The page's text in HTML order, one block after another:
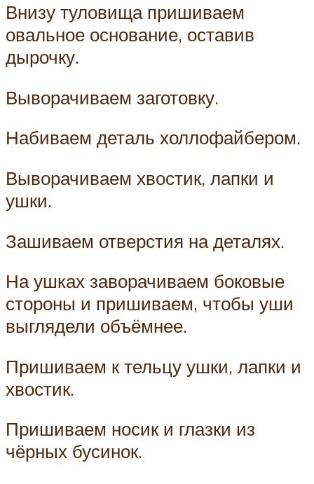
Внизу туловища пришиваем
овальное основание, оставив
дырочку.
Выворачиваем заготовку.
Набиваем деталь холлофайбером.
Выворачиваем хвостик, лапки и
ушки.
Зашиваем отверстия на деталях.
На ушках заворачиваем боковые
стороны и пришиваем, чтобы уши
выглядели объёмнее.
Пришиваем к тельцу ушки, лапки и
хвостик.
Пришиваем носик и глазки из
чёрных бусинок.